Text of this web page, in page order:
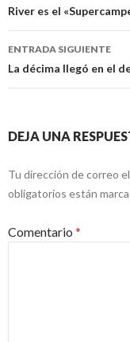
de
entradas
River es el
ENTRADA SIGUIENTE
La décima llegó en el
DEJA UNA
Tu dirección de correo
obligatorios están
Comentario *